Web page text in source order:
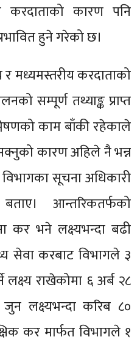
कारण पनि
हुने गरेको छ।
मध्यमस्तरीय करदाताको
सम्पूर्ण तथ्याङ्क प्राप्त
काम बाँकी रहेकाले
कारण अहिले नै भन्न
सूचना अधिकारी
आन्तरिकतर्फको
कर भने लक्ष्यभन्दा बढी
सेवा करबाट विभागले ३
राखेकोमा ६ अर्ब २८
लक्ष्यभन्दा करिब ८०
कर मार्फत विभागले १